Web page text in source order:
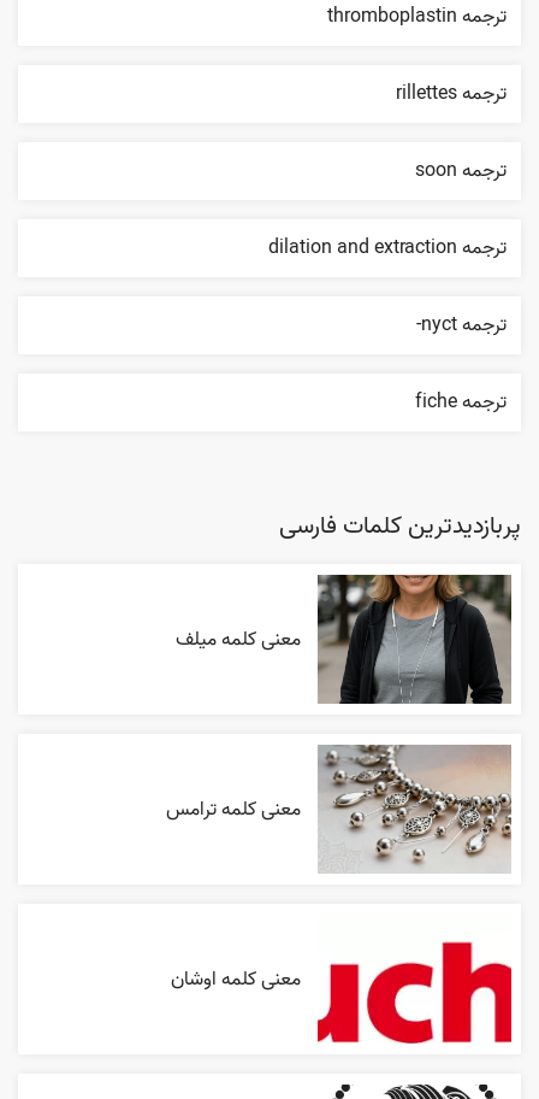
ترجمه thromboplastin
ترجمه rillettes
ترجمه soon
ترجمه dilation and extraction
ترجمه nyct-
ترجمه fiche
پربازدیدترین کلمات فارسی
معنی کلمه میلف
معنی کلمه ترامس
معنی کلمه اوشان